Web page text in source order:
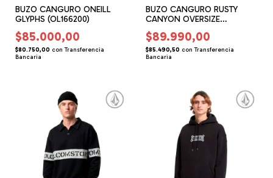
BUZO CANGURO ONEILL
GLYPHS (OL166200)
$85.000,00
$80.750,00 con Transferencia
Bancaria
BUZO CANGURO RUSTY
CANYON OVERSIZE
(RU166201)
$89.990,00
$85.490,50 con Transferencia
Bancaria